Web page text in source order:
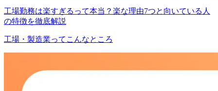
工場勤務は楽すぎるって本当？楽な理由7つと向いている人
の特徴を徹底解説
工場・製造業ってこんなところ